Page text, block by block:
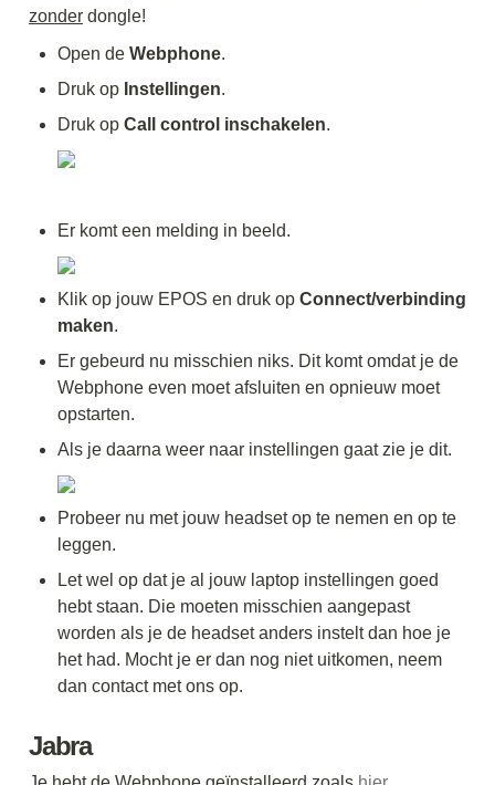
zonder
Open de Webphone.
Druk op Instellingen.
Druk op Call control inschakelen.
Er komt een melding in beeld.
Klik op jouw EPOS en druk op Connect/verbinding
maken.
Er gebeurd nu misschien niks. Dit komt omdat je de
Webphone even moet afsluiten en opnieuw moet
opstarten.
Als je daarna weer naar instellingen gaat zie je dit.
Probeer nu met jouw headset op te nemen en op te
leggen.
Let wel op dat je al jouw laptop instellingen goed
hebt staan. Die moeten misschien aangepast
worden als je de headset anders instelt dan hoe je
het had. Mocht je er dan nog niet uitkomen, neem
dan contact met ons op.
Jabra